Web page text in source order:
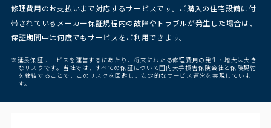
修理費用のお支払いまで対応するサービスです。ご購入の住宅設備に付
帯されているメーカー保証規程内の故障やトラブルが発生した場合は、
保証期間中は何度でもサービスをご利用できます。
※延長保証サービスを運営するにあたり、将来にわたる修理費用の発生・増大は大き
なリスクです。当社では、すべての保証について国内大手損害保険会社と保険契約
を締結することで、このリスクを回避し、安定的なサービス運営を実現していま
す。